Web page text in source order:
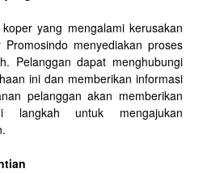
yang mengalami kerusakan
menyediakan proses
Pelanggan dapat menghubungi
ini dan memberikan informasi
pelanggan akan memberikan
langkah untuk mengajukan